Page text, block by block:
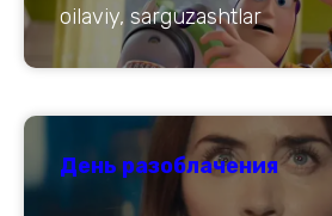
oilaviy, sarguzashtlar
День разоблачения